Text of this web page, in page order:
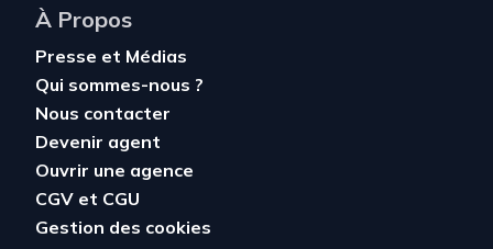
À Propos
Presse et Médias
Qui sommes-nous ?
Nous contacter
Devenir agent
Ouvrir une agence
CGV et CGU
Gestion des cookies